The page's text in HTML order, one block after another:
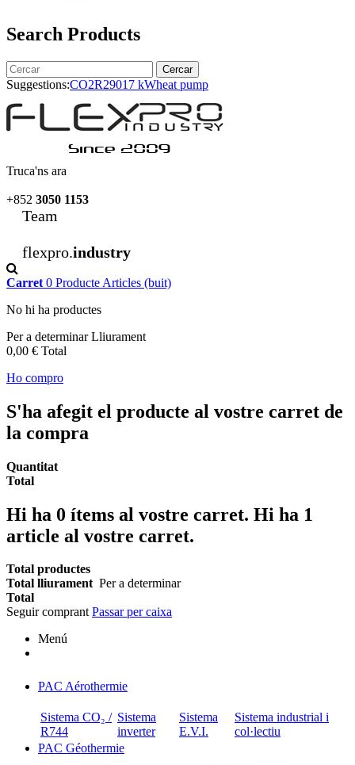
Search Products
Cercar
Suggestions:CO2R29017 kWheat pump
Truca'ns ara
+852 3050 1153
Team
flexpro.industry
Carret 0 Producte Articles (buit)
No hi ha productes
Per a determinarLliurament
0,00 € Total
Ho compro
S'ha afegit el producte al vostre carret de
la compra
Quantitat
Total
Hi ha 0 ítems al vostre carret. Hi ha 1
article al vostre carret.
Total productes
Total lliurament Per a determinar
Total
Seguir comprantPassar per caixa
Menú
PAC Aérothermie
Sistema CO₂ /
R744
Sistema
inverter
Sistema
E.V.I.
Sistema industrial i
col·lectiu
PAC Géothermie